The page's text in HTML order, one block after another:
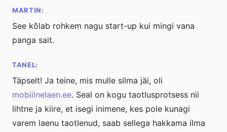
MARTIN:
See kõlab rohkem nagu start-up kui mingi vana
panga sait.
TANEL:
Täpselt! Ja teine, mis mulle silma jäi, oli
mobiilnelaen.ee. Seal on kogu taotlusprotsess nii
lihtne ja kiire, et isegi inimene, kes pole kunagi
varem laenu taotlenud, saab sellega hakkama ilma